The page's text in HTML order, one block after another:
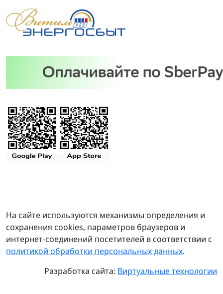
На сайте используются механизмы определения и
сохранения cookies, параметров браузеров и
интернет-соединений посетителей в соответствии с
политикой обработки персональных данных.
Разработка сайта: Виртуальные технологии